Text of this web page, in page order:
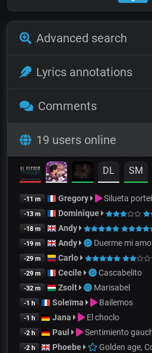
Advanced search
Lyrics annotations
Comments
19 users online
DL SM
-11 m Gregory Silueta
-13 m Dominique
-18 m Andy
-19 m Andy Duerme mi
-29 m Carlo
-29 m Cecile Cascabelito
-32 m Zsolt Marisabel
-1 h Soleïma Bailemos
-1 h Jana El choclo
-2 h Paul Sentimiento
-2 h Phoebe Golden age,